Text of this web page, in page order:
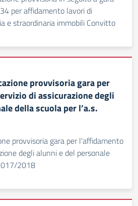
per affidamento lavori di
e straordinaria immobili Convitto
provvisoria gara per
di assicurazione degli
della scuola per l’a.s.
provvisoria gara per l'affidamento
degli alunni e del personale
2018